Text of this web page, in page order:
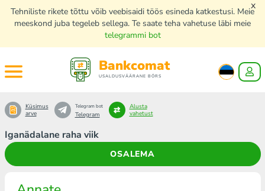
Tehniliste rikete tõttu võib veebisaidi töös esineda katkestusi. Meie
meeskond juba tegeleb sellega. Te saate teha vahetuse läbi meie
telegrammi bot
x
Bankcomat
USALDUSVÄÄRANE BÖRS
Iganädalane raha viik
OSALEMA
Küsimus
arve
Telegram bot
Telegram
Alusta
vahetust